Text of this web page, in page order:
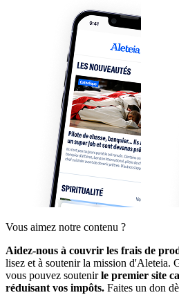
Vous aimez notre contenu ?
Aidez-nous à couvrir les frais de
lisez et à soutenir la mission d'Aleteia.
vous pouvez soutenirle premier site
réduisant vos impôts. Faites un don